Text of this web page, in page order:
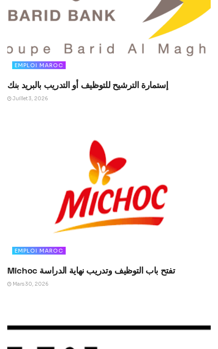
EMPLOI MAROC
إستمارة الترشيح للتوظيف أو التدريب بالبريد بنك
Juillet 3, 2026
EMPLOI MAROC
Michoc تفتح باب التوظيف وتدريب نهاية الدراسة
Mars 30, 2026